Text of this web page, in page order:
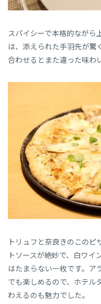
スパイシーで本格的ながら
は、添えられた手羽先が驚
合わせるとまた違った味わ
トリュフと奈良きのこの
トソースが絶妙で、白ワ
はたまらない一枚です。ア
でも楽しめるので、ホテル
わえるのも魅力でした。